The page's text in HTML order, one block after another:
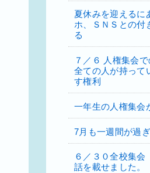
夏休みを迎えるに
ホ、ＳＮＳとの付
る
７／６ 人権集会
全ての人が持って
す権利
一年生の人権集会
7月も一週間が過
６／３０全校集会
話を載せました。